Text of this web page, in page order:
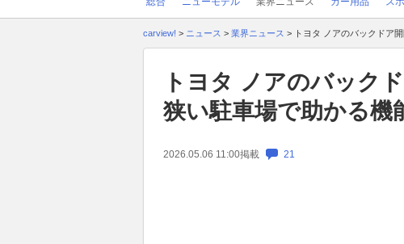
carview! > ニュース > 業界ニュース > トヨタ ノアのバックドア
トヨタ ノアのバック
狭い駐車場で助かる機
2026.05.06 11:00掲載 21